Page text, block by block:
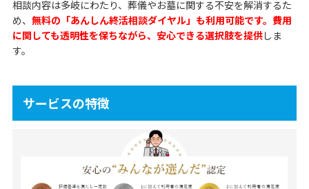
相談内容は多岐にわたり、葬儀やお墓に関する不安を解消するた
め、 無料の「あんしん終活相談ダイヤル」も利用可能です。費用
に関しても透明性を保ちながら、安心できる選択肢を提供しま
す。
サービスの特徴